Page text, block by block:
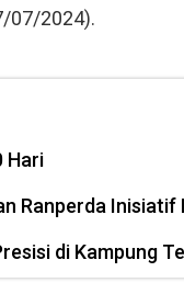
07/2024).
Hari
Ranperda Inisiatif
di Kampung